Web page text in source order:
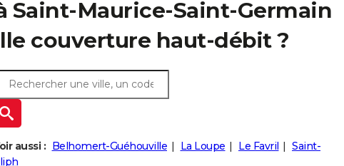
Saint-Maurice-Saint-Germain
couverture haut-débit ?
aussi : Belhomert-Guéhouville La Loupe Le Favril
Saint-